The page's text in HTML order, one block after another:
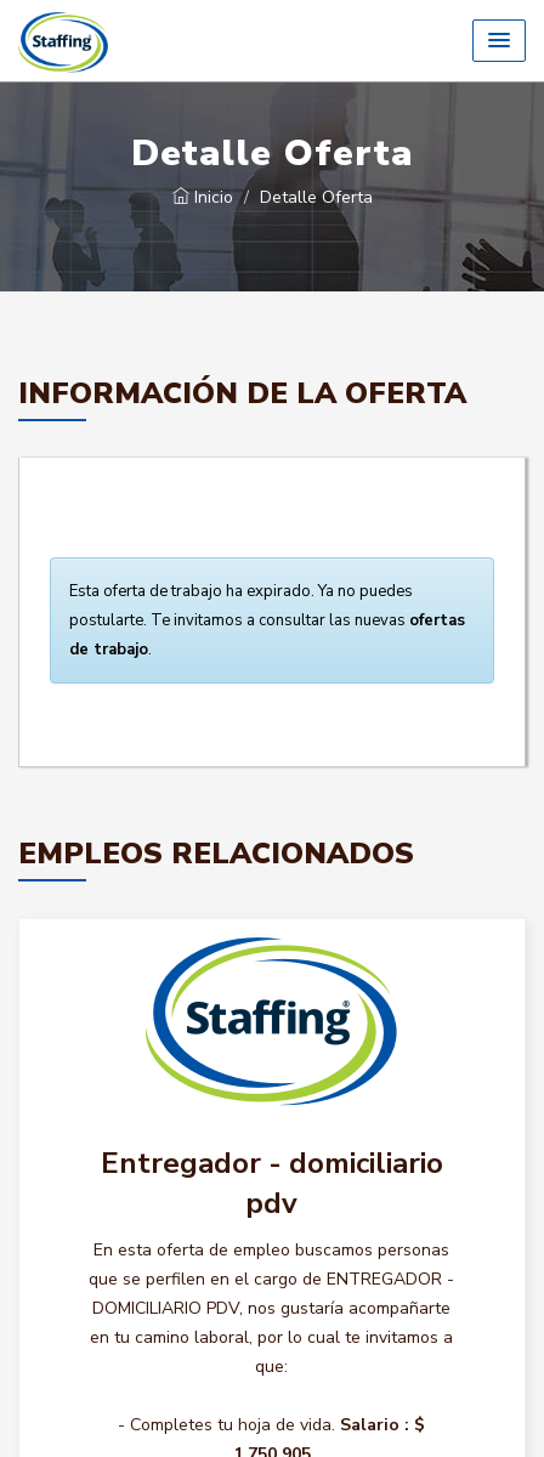
Detalle Oferta
Inicio Detalle Oferta
INFORMACIÓN DE LA OFERTA
Esta oferta de trabajo ha expirado. Ya no puedes
postularte. Te invitamos a consultar las nuevas ofertas
de trabajo.
EMPLEOS RELACIONADOS
Entregador - domiciliario
pdv
En esta oferta de empleo buscamos personas
que se perfilen en el cargo de ENTREGADOR -
DOMICILIARIO PDV, nos gustaría acompañarte
en tu camino laboral, por lo cual te invitamos a
que:
- Completes tu hoja de vida. Salario : $